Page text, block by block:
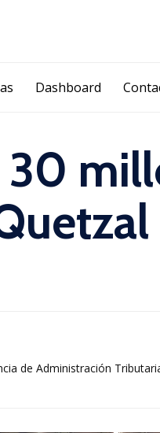
Dashboard
30
de Administración